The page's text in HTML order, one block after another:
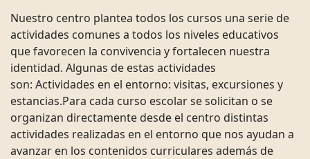
Nuestro centro plantea todos los cursos una serie de
actividades comunes a todos los niveles educativos
que favorecen la convivencia y fortalecen nuestra
identidad. Algunas de estas actividades
son: Actividades en el entorno: visitas, excursiones y
estancias.Para cada curso escolar se solicitan o se
organizan directamente desde el centro distintas
actividades realizadas en el entorno que nos ayudan a
avanzar en los contenidos curriculares además de